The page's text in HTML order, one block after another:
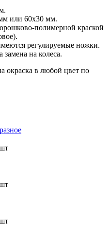
или 60х30 мм.
полимерной краской
регулируемые ножки.
на колеса.
окраска в любой цвет по